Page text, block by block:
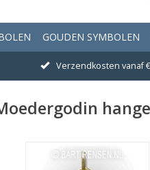
GOUDEN SYMBOLEN
Verzendkosten vanaf
Afmeting 36 x 13 mm